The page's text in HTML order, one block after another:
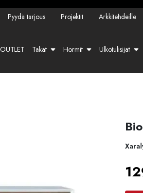
Pyydä tarjous Projektit Arkkitehdeille
OUTLET Takat Hormit Ulkotulisijat